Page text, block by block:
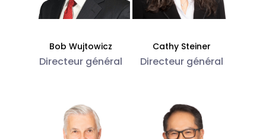
Bob Wujtowicz
Directeur général
Cathy Steiner
Directeur général